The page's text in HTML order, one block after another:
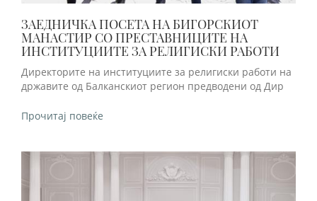
ЗАЕДНИЧКА ПОСЕТА НА БИГОРСКИОТ
МАНАСТИР СО ПРЕСТАВНИЦИТЕ НА
ИНСТИТУЦИИТЕ ЗА РЕЛИГИСКИ РАБОТИ
Директорите на институциите за религиски работи на
државите од Балканскиот регион предводени од Дир
Прочитај повеќе